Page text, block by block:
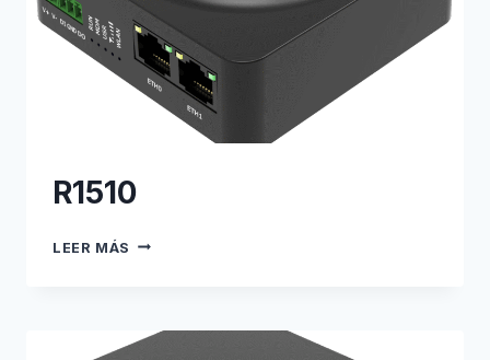
R1510
LEER MÁS R1510